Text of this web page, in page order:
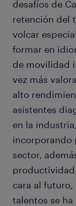
desafíos de
retención del
volcar
formar en
de movilidad
vez más
alto
asistentes
en la
incorporando
sector,
cara al
talentos se